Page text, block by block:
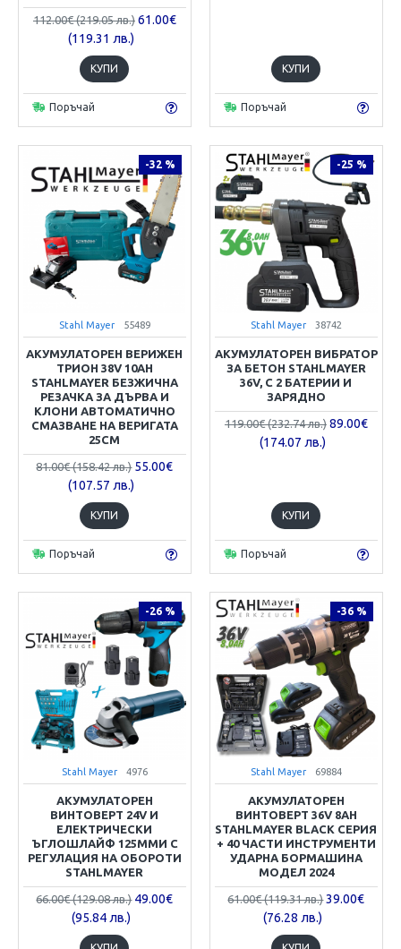
112.00€ (219.05 лв.) 61.00€
(119.31 лв.)
КУПИ
Поръчай
КУПИ
Поръчай
-32 %
Stahl Mayer 55489
АКУМУЛАТОРЕН ВЕРИЖЕН
ТРИОН 38V 10AH
STAHLMAYER БЕЗЖИЧНА
РЕЗАЧКА ЗА ДЪРВА И
КЛОНИ АВТОМАТИЧНО
СМАЗВАНЕ НА ВЕРИГАТА
25СМ
81.00€ (158.42 лв.) 55.00€
(107.57 лв.)
КУПИ
Поръчай
-25 %
Stahl Mayer 38742
АКУМУЛАТОРЕН ВИБРАТОР
ЗА БЕТОН STAHLMAYER
36V, С 2 БАТЕРИИ И
ЗАРЯДНО
119.00€ (232.74 лв.) 89.00€
(174.07 лв.)
КУПИ
Поръчай
-26 %
Stahl Mayer 4976
АКУМУЛАТОРЕН
ВИНТОВЕРТ 24V И
ЕЛЕКТРИЧЕСКИ
ЪГЛОШЛАЙФ 125ММИ С
РЕГУЛАЦИЯ НА ОБОРОТИ
STAHLMAYER
66.00€ (129.08 лв.) 49.00€
(95.84 лв.)
-36 %
Stahl Mayer 69884
АКУМУЛАТОРЕН
ВИНТОВЕРТ 36V 8AH
STAHLMAYER BLACK СЕРИЯ
+ 40 ЧАСТИ ИНСТРУМЕНТИ
УДАРНА БОРМАШИНА
МОДЕЛ 2024
61.00€ (119.31 лв.) 39.00€
(76.28 лв.)